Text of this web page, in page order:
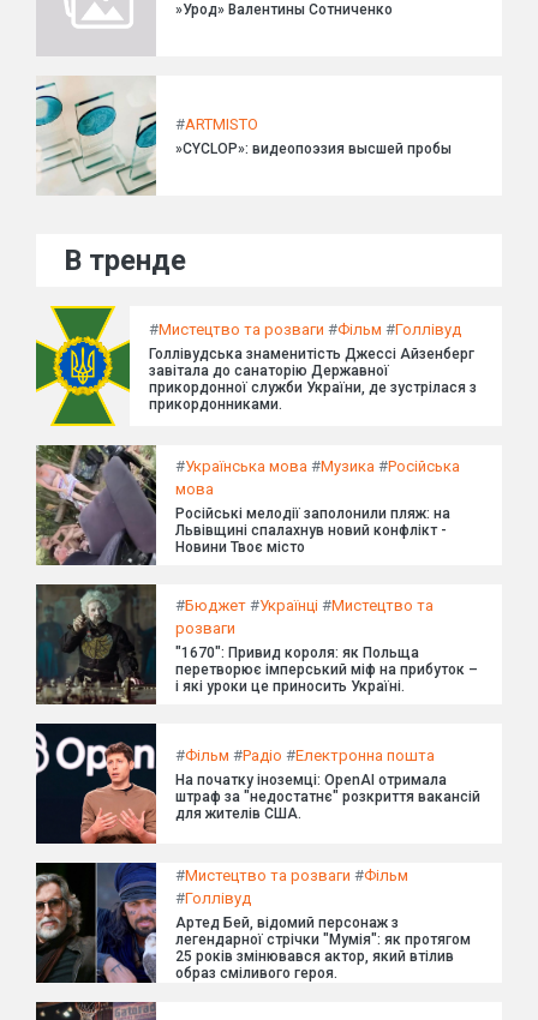
»Урод» Валентины Сотниченко
#ARTMISTO
»CYCLOP»: видеопоэзия высшей пробы
В тренде
#Мистецтво та розваги #Фільм #Голлівуд
Голлівудська знаменитість Джессі Айзенберг
завітала до санаторію Державної
прикордонної служби України, де зустрілася з
прикордонниками.
#Українська мова #Музика #Російська
мова
Російські мелодії заполонили пляж: на
Львівщині спалахнув новий конфлікт -
Новини Твоє місто
#Бюджет #Українці #Мистецтво та
розваги
"1670": Привид короля: як Польща
перетворює імперський міф на прибуток –
і які уроки це приносить Україні.
#Фільм #Радіо #Електронна пошта
На початку іноземці: OpenAI отримала
штраф за "недостатнє" розкриття вакансій
для жителів США.
#Мистецтво та розваги #Фільм
#Голлівуд
Артед Бей, відомий персонаж з
легендарної стрічки "Мумія": як протягом
25 років змінювався актор, який втілив
образ сміливого героя.